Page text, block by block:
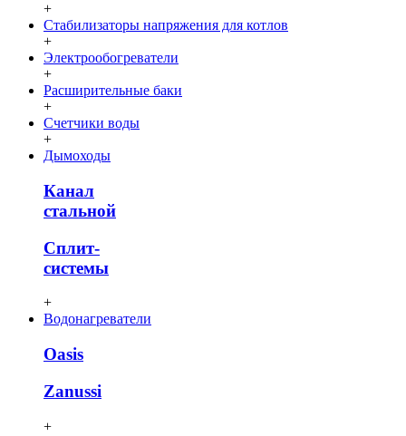
+
Стабилизаторы напряжения для котлов
+
Электрообогреватели
+
Расширительные баки
+
Счетчики воды
+
Дымоходы
Канал
стальной
Сплит-
системы
+
Водонагреватели
Oasis
Zanussi
+